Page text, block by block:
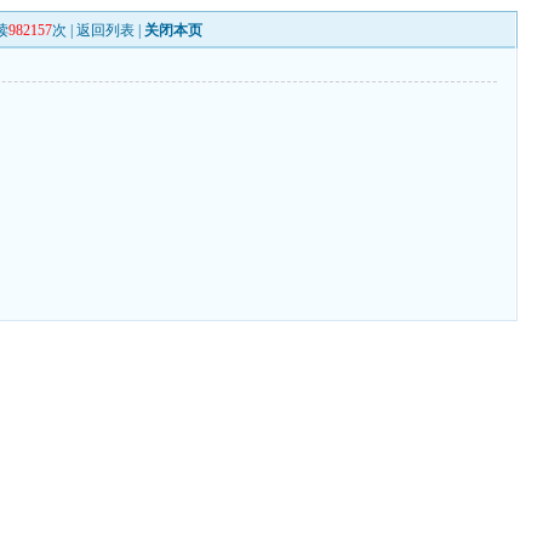
982157次 |返回列表 关闭本页